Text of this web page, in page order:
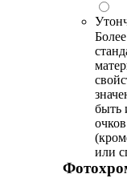
быть
или